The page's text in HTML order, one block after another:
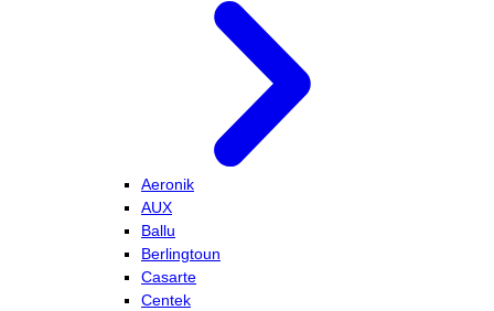
Aeronik
AUX
Ballu
Berlingtoun
Casarte
Centek